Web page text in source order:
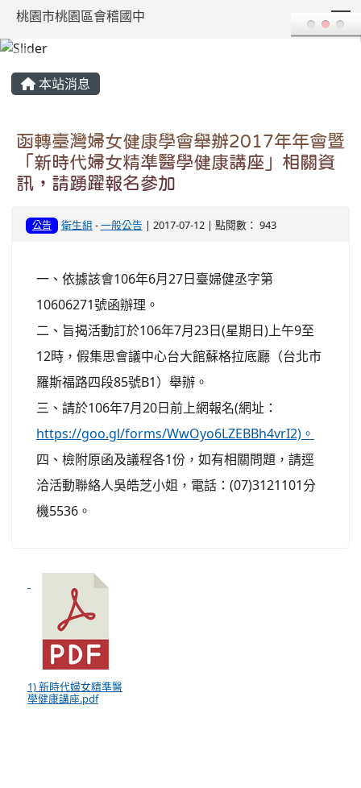
桃園市桃園區會稽國中
本站消息
函轉臺灣婦女健康學會舉辦2017年年會暨
「新時代婦女精準醫學健康講座」相關資
訊，請踴躍報名參加
公告 衛生組 -一般公告 | 2017-07-12 | 點閱數： 943
一、依據該會106年6月27日臺婦健丞字第
10606271號函辦理。
二、旨揭活動訂於106年7月23日(星期日)上午9至
12時，假集思會議中心台大館蘇格拉底廳（台北市
羅斯福路四段85號B1）舉辦。
三、請於106年7月20日前上網報名(網址：
https://goo.gl/forms/WwOyo6LZEBBh4vrI2)。
四、檢附原函及議程各1份，如有相關問題，請逕
洽活動聯絡人吳皓芝小姐，電話：(07)3121101分
機5536。
1) 新時代婦女精準醫
學健康講座.pdf